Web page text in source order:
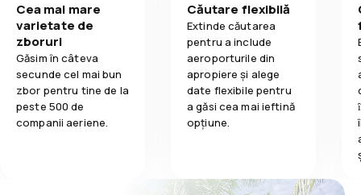
Cea mai mare
varietate de
zboruri
Găsim în câteva
secunde cel mai bun
zbor pentru tine de la
peste 500 de
companii aeriene.
Căutare flexibilă
Extinde căutarea
pentru a include
aeroporturile din
apropiere și alege
date flexibile pentru
a găsi cea mai ieftină
opțiune.